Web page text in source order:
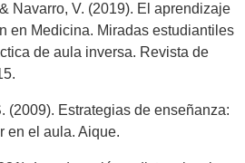
Navarro, V. (2019). El aprendizaje
en Medicina. Miradas estudiantiles
de aula inversa. Revista de
(2009). Estrategias de enseñanza:
en el aula. Aique.